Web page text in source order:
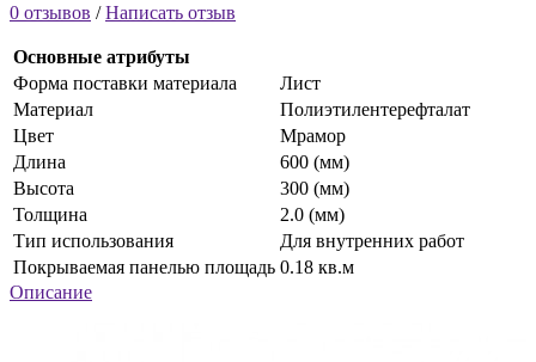
0 отзывов /Написать отзыв
Основные атрибуты
Форма поставки материала
Лист
Материал
Полиэтилентерефталат
Цвет
Мрамор
Длина
600 (мм)
Высота
300 (мм)
Толщина
2.0 (мм)
Тип использования
Для внутренних работ
Покрываемая панелью площадь 0.18 кв.м
Описание